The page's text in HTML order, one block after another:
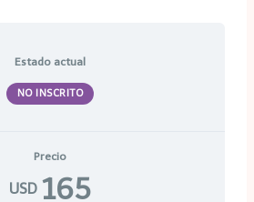
Estado actual
NO INSCRITO
Precio
USD 165